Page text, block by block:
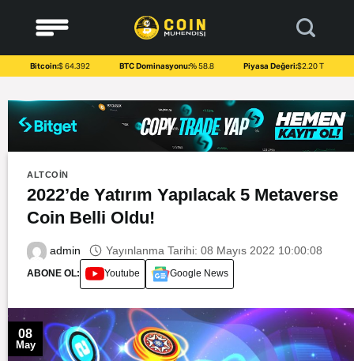
content
Bitcoin:$ 64.392 BTC Dominasyonu:% 58.8 Piyasa Değeri:$2.20 T
ALTCOIN
2022’de Yatırım Yapılacak 5 Metaverse
Coin Belli Oldu!
admin Yayınlanma Tarihi: 08 Mayıs 2022 10:00:08
ABONE OL: Youtube Google News
08
May